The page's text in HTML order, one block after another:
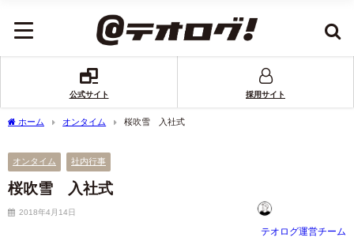
公式サイト 採用サイト
ホーム オンタイム 桜吹雪 入社式
オンタイム 社内行事
桜吹雪 入社式
2018年4月14日
テオログ運営チーム